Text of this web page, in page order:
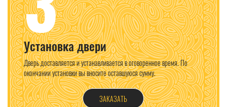
Установка двери
Дверь доставляется и устанавливается в оговоренное время. По
окончании установки вы вносите оставшуюся сумму.
ЗАКАЗАТЬ